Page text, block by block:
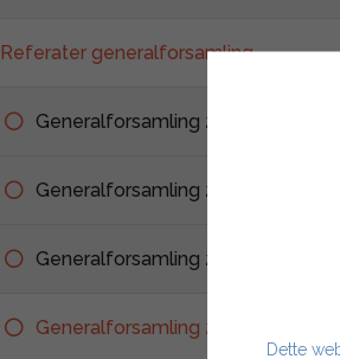
Referater generalforsamling
Generalforsamling 2022
Generalforsamling 2021
Generalforsamling 2020
Generalforsamling 2019
Dette